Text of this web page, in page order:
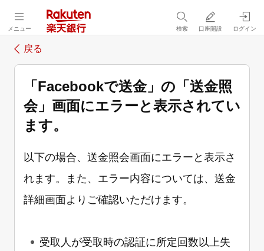
メニュー 検索 口座開設 ログイン
戻る
「Facebookで送金」の「送金照
会」画面にエラーと表示されてい
ます。
以下の場合、送金照会画面にエラーと表示さ
れます。また、エラー内容については、送金
詳細画面よりご確認いただけます。
受取人が受取時の認証に所定回数以上失